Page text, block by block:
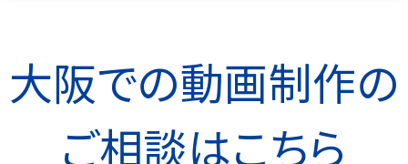
大阪での動画制作の
ご相談はこちら